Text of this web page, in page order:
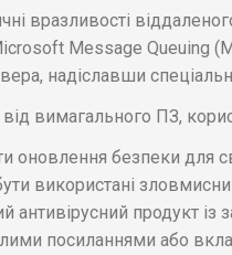
вразливості
Message Queuing
надіславши
вимагального ПЗ,
оновлення безпеки для
використані
антивірусний продукт із
посиланнями або